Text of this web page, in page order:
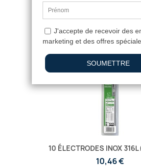
10 ÉLECTRODES INOX
10,46 €